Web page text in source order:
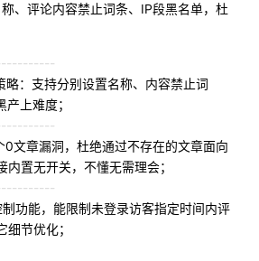
、评论内容禁止词条、IP段黑名单，杜
略：支持分别设置名称、内容禁止词
上难度；
0文章漏洞，杜绝通过不存在的文章面向
置无开关，不懂无需理会；
制功能，能限制未登录访客指定时间内评
节优化；